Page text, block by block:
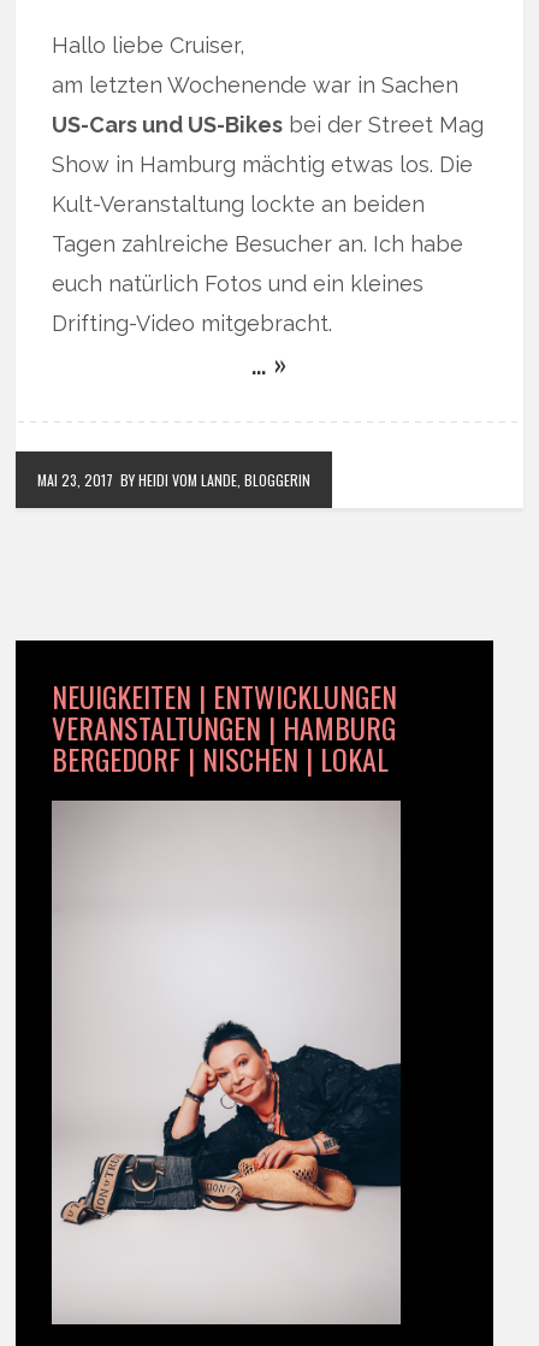
Hallo liebe Cruiser,
am letzten Wochenende war in Sachen
US-Cars und US-Bikes bei der Street Mag
Show in Hamburg mächtig etwas los. Die
Kult-Veranstaltung lockte an beiden
Tagen zahlreiche Besucher an. Ich habe
euch natürlich Fotos und ein kleines
Drifting-Video mitgebracht.
… »
MAI 23, 2017 BY HEIDI VOM LANDE, BLOGGERIN
NEUIGKEITEN | ENTWICKLUNGEN
VERANSTALTUNGEN | HAMBURG
BERGEDORF | NISCHEN | LOKAL